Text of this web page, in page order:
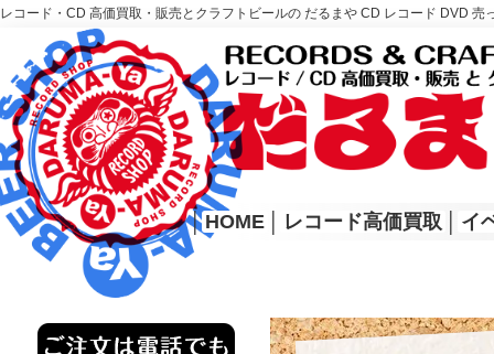
レコード・CD 高価買取・販売とクラフトビールの だるまや CD レコード DVD
レコード高価買取はこちら
HOME
│ HOME レコード高価買取 イ